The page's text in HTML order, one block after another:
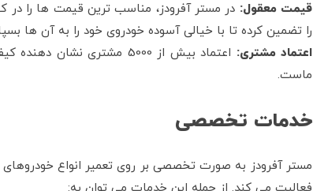
قیمت معقول: در مستر آفرودز، مناسب‌ ترین قیمت‌ ها را در
را تضمین کرده تا با خیالی آسوده خودروی خود را به آن ها
اعتماد مشتری:
اعتماد بیش از 5000 مشتری
ماست.
خدمات تخصصی
مستر آفرودز به صورت تخصصی بر روی تعمیر انواع خودروهای